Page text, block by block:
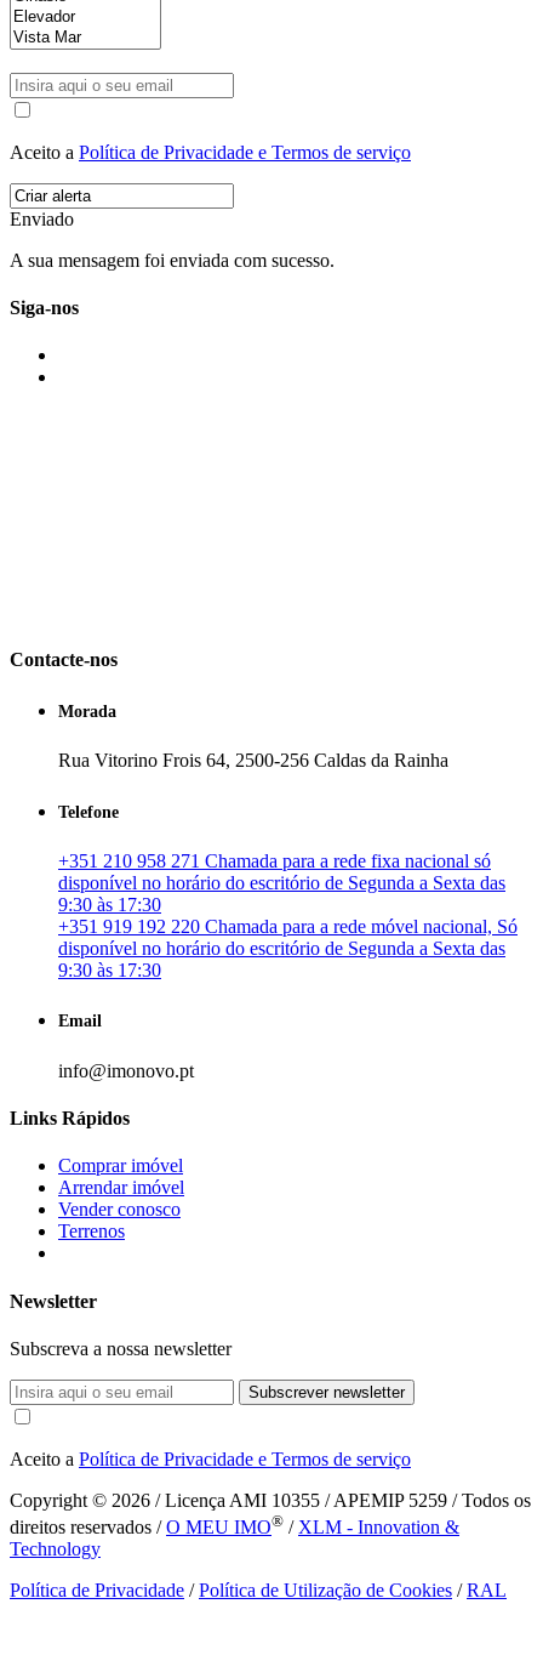
Aceito a Política de Privacidade e Termos de serviço
Enviado
A sua mensagem foi enviada com sucesso.
Siga-nos
Contacte-nos
Morada
Rua Vitorino Frois 64, 2500-256 Caldas da Rainha
Telefone
+351 210 958 271 Chamada para a rede fixa nacional só
disponível no horário do escritório de Segunda a Sexta das
9:30 às 17:30
+351 919 192 220 Chamada para a rede móvel nacional, Só
disponível no horário do escritório de Segunda a Sexta das
9:30 às 17:30
Email
info@imonovo.pt
Links Rápidos
Comprar imóvel
Arrendar imóvel
Vender conosco
Terrenos
Newsletter
Subscreva a nossa newsletter
Subscrever newsletter
Aceito a Política de Privacidade e Termos de serviço
Copyright © 2026 / Licença AMI 10355 / APEMIP 5259 / Todos os
direitos reservados /O MEU IMO® / XLM - Innovation &
Technology
Política de Privacidade /Política de Utilização de Cookies /RAL